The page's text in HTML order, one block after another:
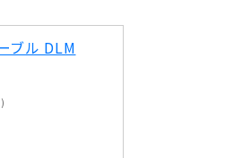
エア・ステーショナリーなどが勢
、併設するカフェは、コペンハー
「Atelier September」のオーナ
あるフレデリック・ビル・ブラー
ース。また、一角には、ダンデラ
コレートの新業態「Bean to Bar
ブル DLM